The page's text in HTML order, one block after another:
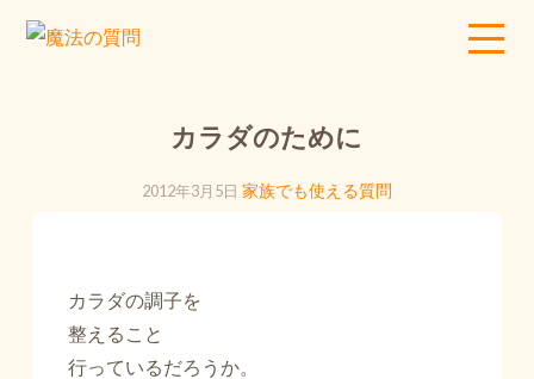
カラダのために
2012年3月5日 家族でも使える質問
カラダの調子を
整えること
行っているだろうか。